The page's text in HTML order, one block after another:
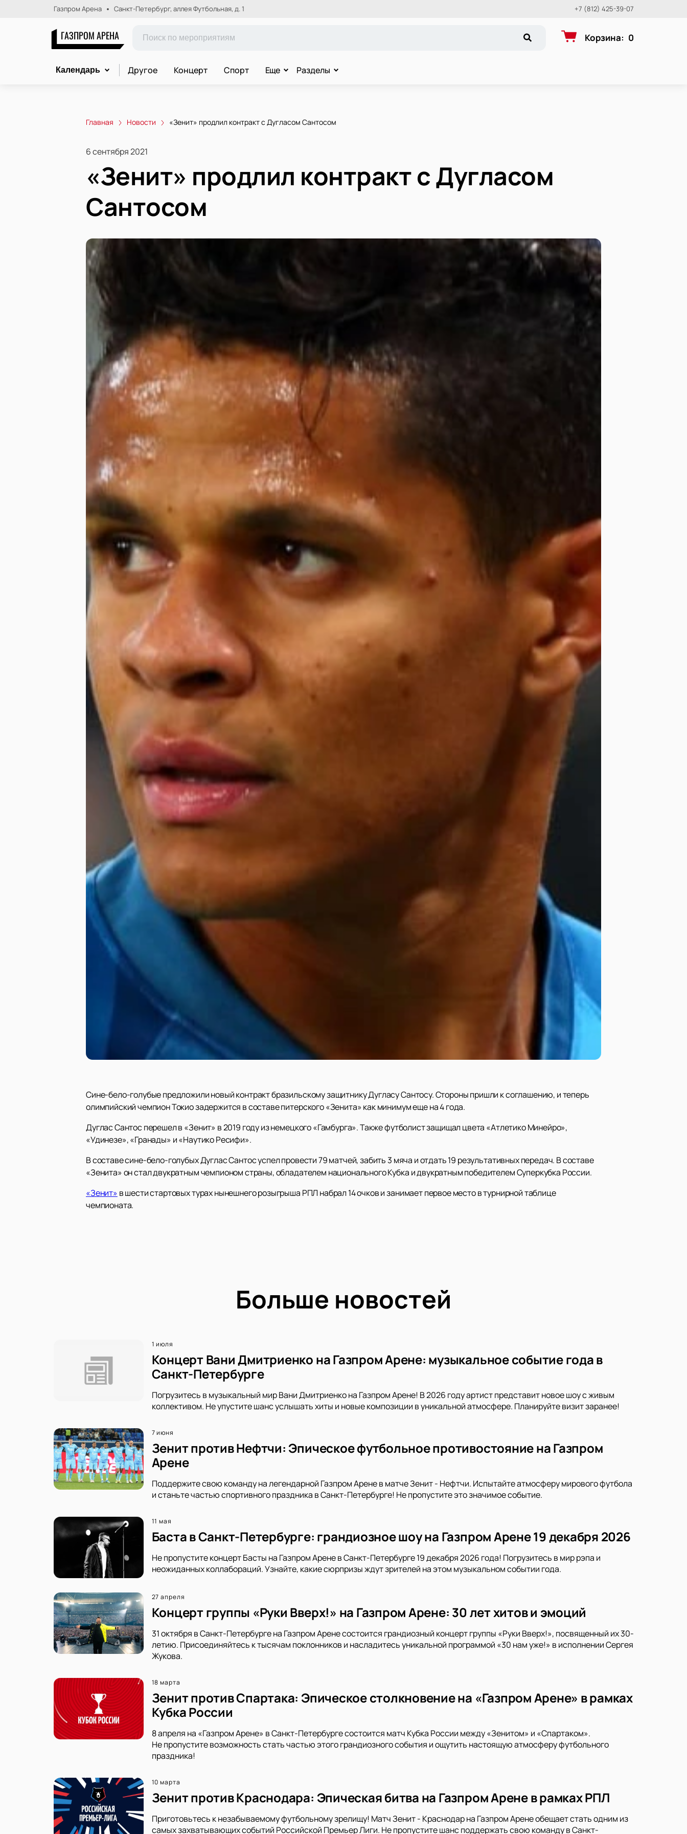
Газпром Арена Санкт-Петербург, аллея Футбольная, д. 1 +7 (812) 425-39-07
ГАЗПРОМ АРЕНА Корзина: 0
Календарь Другое Концерт Спорт Еще Разделы
Главная Новости «Зенит» продлил контракт с Дугласом Сантосом
6 сентября 2021
«Зенит» продлил контракт с Дугласом
Сантосом
Сине-бело-голубые предложили новый контракт бразильскому защитнику Дугласу Сантосу. Стороны пришли к соглашению, и теперь
олимпийский чемпион Токио задержится в составе питерского «Зенита» как минимум еще на 4 года.
Дуглас Сантос перешел в «Зенит» в 2019 году из немецкого «Гамбурга». Также футболист защищал цвета «Атлетико Минейро»,
«Удинезе», «Гранады» и «Наутико Ресифи».
В составе сине-бело-голубых Дуглас Сантос успел провести 79 матчей, забить 3 мяча и отдать 19 результативных передач. В составе
«Зенита» он стал двукратным чемпионом страны, обладателем национального Кубка и двукратным победителем Суперкубка России.
«Зенит» в шести стартовых турах нынешнего розыгрыша РПЛ набрал 14 очков и занимает первое место в турнирной таблице
чемпионата.
Больше новостей
1 июля
Концерт Вани Дмитриенко на Газпром Арене: музыкальное событие года в
Санкт-Петербурге
Погрузитесь в музыкальный мир Вани Дмитриенко на Газпром Арене! В 2026 году артист представит новое шоу с живым
коллективом. Не упустите шанс услышать хиты и новые композиции в уникальной атмосфере. Планируйте визит заранее!
7 июня
Зенит против Нефтчи: Эпическое футбольное противостояние на Газпром
Арене
Поддержите свою команду на легендарной Газпром Арене в матче Зенит - Нефтчи. Испытайте атмосферу мирового футбола
и станьте частью спортивного праздника в Санкт-Петербурге! Не пропустите это значимое событие.
11 мая
Баста в Санкт-Петербурге: грандиозное шоу на Газпром Арене 19 декабря 2026
Не пропустите концерт Басты на Газпром Арене в Санкт-Петербурге 19 декабря 2026 года! Погрузитесь в мир рэпа и
неожиданных коллабораций. Узнайте, какие сюрпризы ждут зрителей на этом музыкальном событии года.
27 апреля
Концерт группы «Руки Вверх!» на Газпром Арене: 30 лет хитов и эмоций
31 октября в Санкт-Петербурге на Газпром Арене состоится грандиозный концерт группы «Руки Вверх!», посвященный их 30-
летию. Присоединяйтесь к тысячам поклонников и насладитесь уникальной программой «30 нам уже!» в исполнении Сергея
Жукова.
18 марта
Зенит против Спартака: Эпическое столкновение на «Газпром Арене» в рамках
Кубка России
8 апреля на «Газпром Арене» в Санкт-Петербурге состоится матч Кубка России между «Зенитом» и «Спартаком».
Не пропустите возможность стать частью этого грандиозного события и ощутить настоящую атмосферу футбольного
праздника!
10 марта
Зенит против Краснодара: Эпическая битва на Газпром Арене в рамках РПЛ
Приготовьтесь к незабываемому футбольному зрелищу! Матч Зенит - Краснодар на Газпром Арене обещает стать одним из
самых захватывающих событий Российской Премьер Лиги. Не пропустите шанс поддержать свою команду в Санкт-